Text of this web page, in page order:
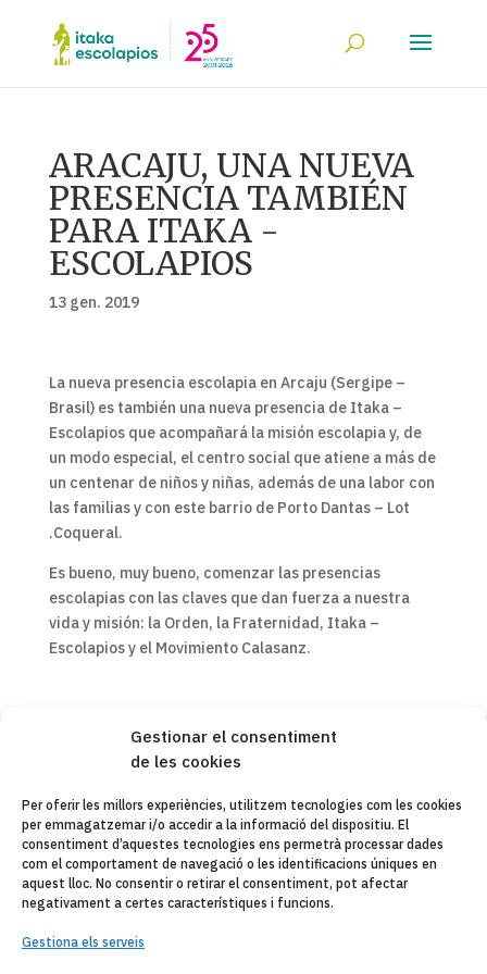
Gestionar el consentiment
de les cookies
Per oferir les millors experiències, utilitzem tecnologies com les cookies
per emmagatzemar i/o accedir a la informació del dispositiu. El
consentiment d’aquestes tecnologies ens permetrà processar dades
com el comportament de navegació o les identificacions úniques en
aquest lloc. No consentir o retirar el consentiment, pot afectar
negativament a certes característiques i funcions.
Gestiona els serveis
ARACAJU, UNA NUEVA
PRESENCIA TAMBIÉN
PARA ITAKA -
ESCOLAPIOS
13 gen. 2019
La nueva presencia escolapia en Arcaju (Sergipe –
Brasil) es también una nueva presencia de Itaka –
Escolapios que acompañará la misión escolapia y, de
un modo especial, el centro social que atiene a más de
un centenar de niños y niñas, además de una labor con
las familias y con este barrio de Porto Dantas – Lot
.Coqueral.
Es bueno, muy bueno, comenzar las presencias
escolapias con las claves que dan fuerza a nuestra
vida y misión: la Orden, la Fraternidad, Itaka –
Escolapios y el Movimiento Calasanz.
Copyleft 2025Itaka-Escolapios
AVÍS LEGAL
POLÍTICA DE PRIVACITAT